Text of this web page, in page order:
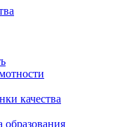
качества
образования